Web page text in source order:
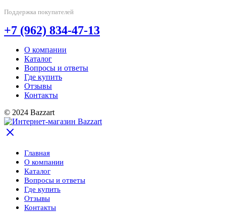
Поддержка покупателей
+7 (962) 834-47-13
О компании
Каталог
Вопросы и ответы
Где купить
Отзывы
Контакты
© 2024 Bazzart
Главная
О компании
Каталог
Вопросы и ответы
Где купить
Отзывы
Контакты